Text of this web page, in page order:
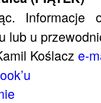
Informacje
lub u
Koślacz e-